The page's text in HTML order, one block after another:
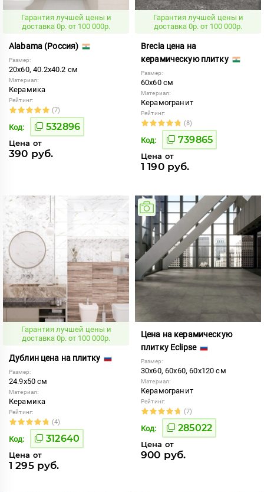
Гарантия лучшей цены и
доставка 0р. от 100 000р.
Alabama (Россия)
Размер:
20x60, 40.2x40.2 см
Материал:
Керамика
Рейтинг:
(7)
Код: 532896
Цена от
390 руб.
Гарантия лучшей цены и
доставка 0р. от 100 000р.
Brecia цена на
керамическую плитку
Размер:
60x60 см
Материал:
Керамогранит
Рейтинг:
(8)
Код: 739865
Цена от
1 190 руб.
Гарантия лучшей цены и
доставка 0р. от 100 000р.
Дублин цена на плитку
Размер:
24.9x50 см
Материал:
Керамика
Рейтинг:
(4)
Код: 312640
Цена от
1 295 руб.
Цена на керамическую
плитку Eclipse
Размер:
30x60, 60x60, 60x120 см
Материал:
Керамогранит
Рейтинг:
(7)
Код: 285022
Цена от
900 руб.